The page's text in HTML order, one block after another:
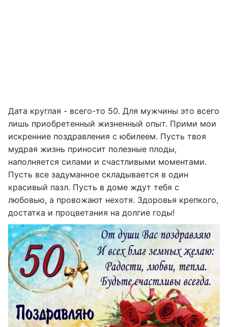
Дата круглая - всего-то 50. Для мужчины это всего
лишь приобретенный жизненный опыт. Прими мои
искренние поздравления с юбилеем. Пусть твоя
мудрая жизнь приносит полезные плоды,
наполняется силами и счастливыми моментами.
Пусть все задуманное складывается в один
красивый пазл. Пусть в доме ждут тебя с
любовью, а провожают нехотя. Здоровья крепкого,
достатка и процветания на долгие годы!